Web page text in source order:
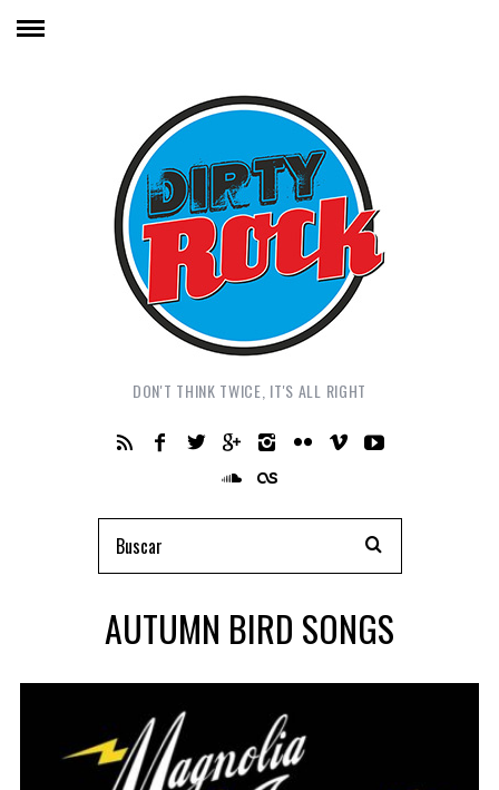
DON'T THINK TWICE, IT'S ALL RIGHT
AUTUMN BIRD SONGS